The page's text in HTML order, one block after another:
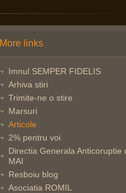
More links
Imnul SEMPER FIDELIS
Arhiva stiri
Trimite-ne o stire
Marsuri
Articole
2% pentru voi
Directia Generala Anticoruptie
MAI
Resboiu blog
Asociatia ROMIL